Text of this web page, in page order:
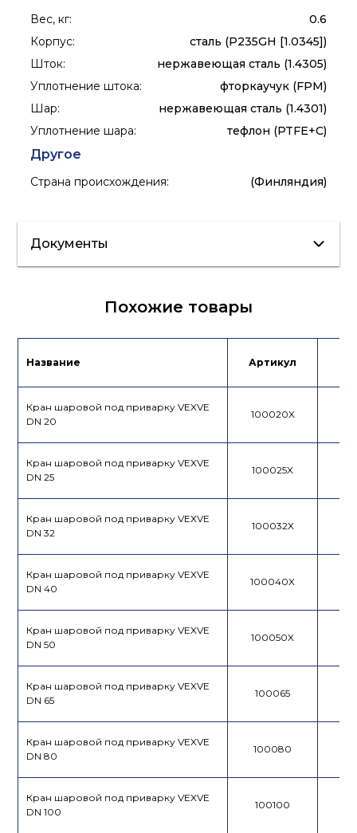
Вес, кг:
0.6
Корпус:
сталь (P235GH [1.0345])
Шток:
нержавеющая сталь (1.4305)
Уплотнение штока:
фторкаучук (FPM)
Шар:
нержавеющая сталь (1.4301)
Уплотнение шара: тефлон (PTFE+C)
Другое
Страна происхождения: (Финляндия)
Документы
Декларация
Инструкция Лист данных
Похожие товары
Название Артикул
Кран шаровой под приварку VEXVE
DN 20
100020X
Кран шаровой под приварку VEXVE
DN 25
100025X
Кран шаровой под приварку VEXVE
DN 32
100032X
Кран шаровой под приварку VEXVE
DN 40
100040X
Кран шаровой под приварку VEXVE
DN 50
100050X
Кран шаровой под приварку VEXVE
DN 65
100065
Кран шаровой под приварку VEXVE
DN 80
100080
Кран шаровой под приварку VEXVE
DN 100
100100